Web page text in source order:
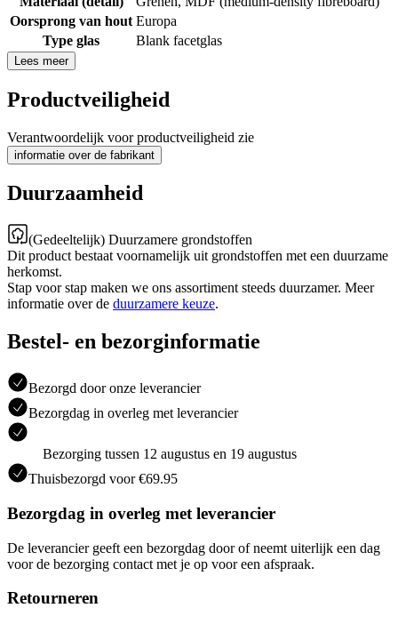
Oorsprong van hout Europa
Type glas
Blank facetglas
Lees meer
Productveiligheid
Verantwoordelijk voor productveiligheid zie
informatie over de fabrikant
Duurzaamheid
(Gedeeltelijk) Duurzamere grondstoffen
Dit product bestaat voornamelijk uit grondstoffen met een duurzame
herkomst.
Stap voor stap maken we ons assortiment steeds duurzamer. Meer
informatie over de duurzamere keuze.
Bestel- en bezorginformatie
Bezorgd door onze leverancier
Bezorgdag in overleg met leverancier
Bezorging tussen 12 augustus en 19 augustus
Thuisbezorgd voor €69.95
Bezorgdag in overleg met leverancier
De leverancier geeft een bezorgdag door of neemt uiterlijk een dag
voor de bezorging contact met je op voor een afspraak.
Retourneren